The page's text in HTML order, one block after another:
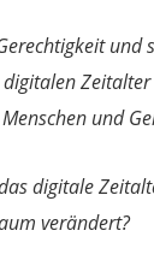
und
und
digitale
verändert?